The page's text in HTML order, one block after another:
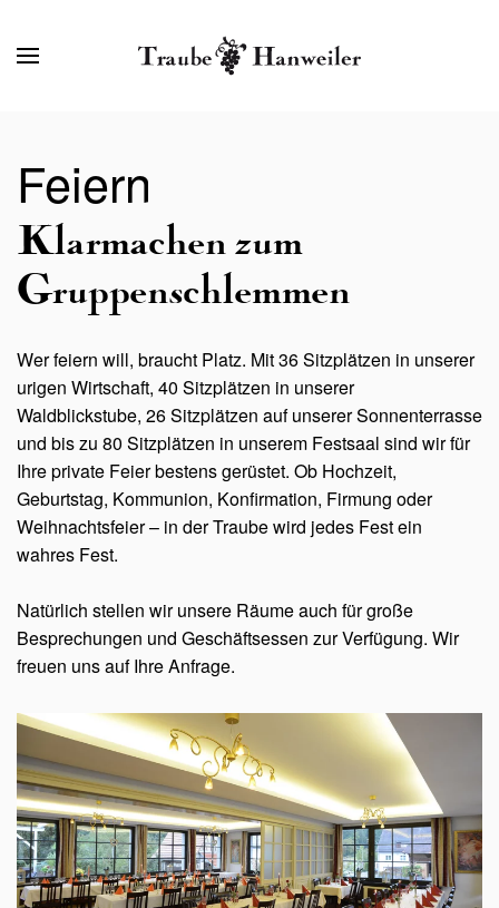
Feiern
Klarmachen zum
Gruppenschlemmen
Wer feiern will, braucht Platz. Mit 36 Sitzplätzen in unserer
urigen Wirtschaft, 40 Sitzplätzen in unserer
Waldblickstube, 26 Sitzplätzen auf unserer Sonnenterrasse
und bis zu 80 Sitzplätzen in unserem Festsaal sind wir für
Ihre private Feier bestens gerüstet. Ob Hochzeit,
Geburtstag, Kommunion, Konfirmation, Firmung oder
Weihnachtsfeier – in der Traube wird jedes Fest ein
wahres Fest.
Natürlich stellen wir unsere Räume auch für große
Besprechungen und Geschäftsessen zur Verfügung. Wir
freuen uns auf Ihre Anfrage.